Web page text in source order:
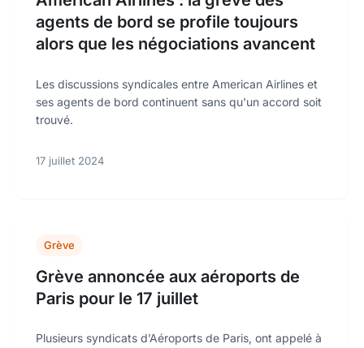
agents de bord se profile toujours
alors que les négociations avancent
Les discussions syndicales entre American Airlines et
ses agents de bord continuent sans qu'un accord soit
trouvé.
17 juillet 2024
Grève
Grève annoncée aux aéroports de
Paris pour le 17 juillet
Plusieurs syndicats d’Aéroports de Paris, ont appelé à